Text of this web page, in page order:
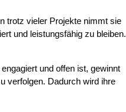
trotz vieler Projekte nimmt sie
und leistungsfähig zu bleiben.
und offen ist, gewinnt
verfolgen. Dadurch wird ihre